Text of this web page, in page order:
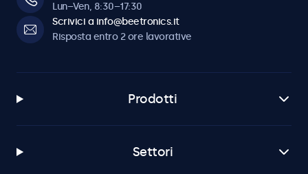
Lun–Ven, 8:30–17:30
Scrivici a info@beetronics.it
Risposta entro 2 ore lavorative
Prodotti
Settori